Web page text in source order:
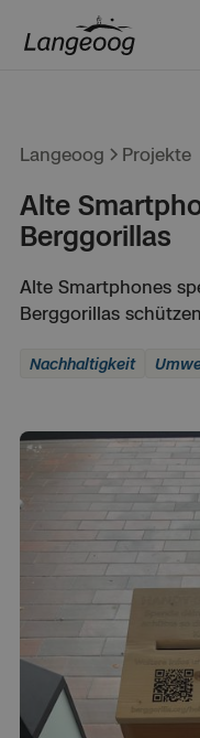
Langeoog Projekte
Alte
Berggorillas
Alte Smartphones
Berggorillas schützen
Nachhaltigkeit